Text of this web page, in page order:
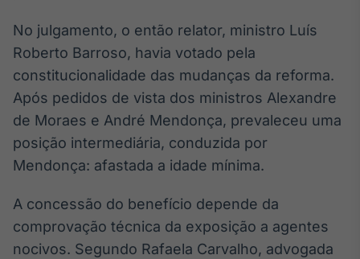
No julgamento, o então relator, ministro Luís
Roberto Barroso, havia votado pela
constitucionalidade das mudanças da reforma.
Após pedidos de vista dos ministros Alexandre
de Moraes e André Mendonça, prevaleceu uma
posição intermediária, conduzida por
Mendonça: afastada a idade mínima.
A concessão do benefício depende da
comprovação técnica da exposição a agentes
nocivos. Segundo Rafaela Carvalho, advogada